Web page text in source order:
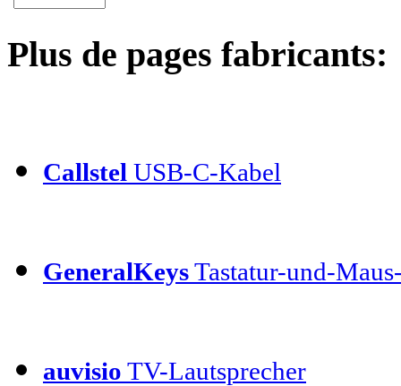
Plus de pages fabricants:
Callstel USB-C-Kabel
GeneralKeysTastatur-und-
auvisio TV-Lautsprecher